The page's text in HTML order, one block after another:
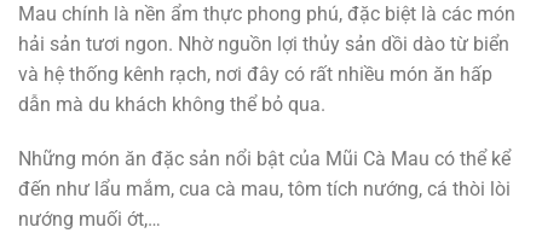
Mau chính là nền ẩm thực phong phú, đặc biệt là các món
hải sản tươi ngon. Nhờ nguồn lợi thủy sản dồi dào từ biển
và hệ thống kênh rạch, nơi đây có rất nhiều món ăn hấp
dẫn mà du khách không thể bỏ qua.
Những món ăn đặc sản nổi bật của Mũi Cà Mau có thể kể
đến như lẩu mắm, cua cà mau, tôm tích nướng, cá thòi lòi
nướng muối ớt,…